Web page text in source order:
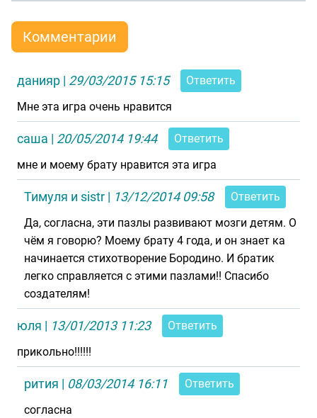
Комментарии
данияр | 29/03/2015 15:15
Ответить
Мне эта игра очень нравится
саша | 20/05/2014 19:44
Ответить
мне и моему брату нравится эта игра
Тимуля и sistr | 13/12/2014 09:58
Ответить
Да, согласна, эти пазлы развивают мозги детям. О
чём я говорю? Моему брату 4 года, и он знает ка
начинается стихотворение Бородино. И братик
легко справляется с этими пазлами!! Спасибо
создателям!
юля | 13/01/2013 11:23
Ответить
прикольно!!!!!!
рития | 08/03/2014 16:11
Ответить
согласна